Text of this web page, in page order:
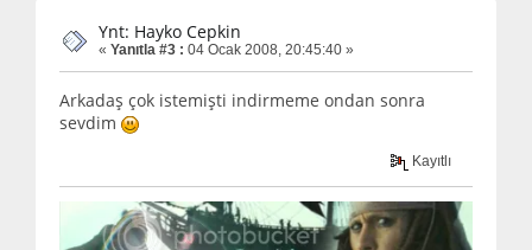
Ynt: Hayko Cepkin
« Yanıtla #3 : 04 Ocak 2008, 20:45:40 »
Arkadaş çok istemişti indirmeme ondan sonra
sevdim
Kayıtlı